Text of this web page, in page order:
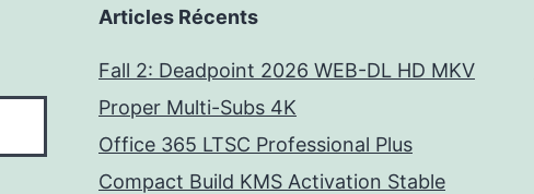
Articles Récents
Fall 2: Deadpoint 2026 WEB-DL HD MKV
Proper Multi-Subs 4K
Office 365 LTSC Professional Plus
Compact Build KMS Activation Stable